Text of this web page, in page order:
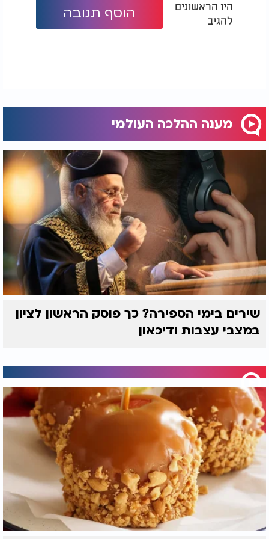
המכירה לא חלה כלל כיון שהוא גילה דעתו קודם
המכירה שהיא נעשית בניגוד לרצונו.
היו הראשונים
להגיב
הוסף תגובה
מענה ההלכה העולמי
שירים בימי הספירה? כך פוסק הראשון לציון
במצבי עצבות ודיכאון